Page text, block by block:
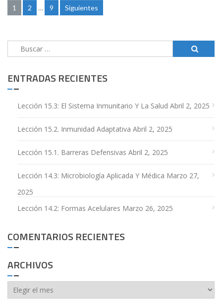
Navegación
entradas
1 2 … 9 Siguientes
Buscar:
ENTRADAS RECIENTES
Lección 15.3: El Sistema Inmunitario Y La Salud Abril 2, 2025
Lección 15.2. Inmunidad Adaptativa Abril 2, 2025
Lección 15.1. Barreras Defensivas Abril 2, 2025
Lección 14.3: Microbiología Aplicada Y Médica Marzo 27,
2025
Lección 14.2: Formas Acelulares Marzo 26, 2025
COMENTARIOS RECIENTES
ARCHIVOS
Archivos